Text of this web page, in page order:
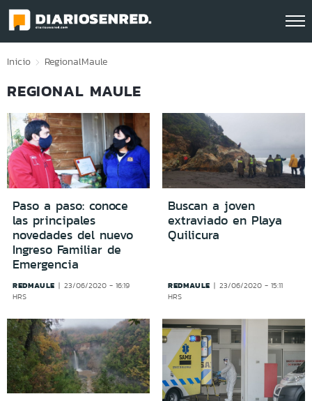
Click acá para ir directamente al contenido
Inicio RegionalMaule
REGIONAL MAULE
Paso a paso: conoce
las principales
novedades del nuevo
Ingreso Familiar de
Emergencia
REDMAULE
23/06/2020 - 16:19
HRS
Buscan a joven
extraviado en Playa
Quilicura
REDMAULE
23/06/2020 - 15:11
HRS